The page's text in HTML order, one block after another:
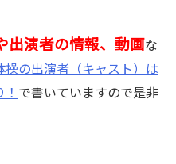
出演者の情報、動画な
操の出演者（キャスト）は
で書いていますので是非